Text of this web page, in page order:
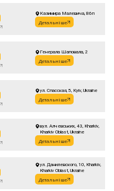
Казимира Малевича, 86п
Детальніше
Генерала Шаповала, 2
Детальніше
ул. Спасская, 5, Kyiv, Ukraine
Детальніше
вул. Алчевських, 43, Kharkiv,
Kharkiv Oblast, Ukraine
Детальніше
ул. Данилевского, 10, Kharkiv,
Kharkiv Oblast, Ukraine
Детальніше